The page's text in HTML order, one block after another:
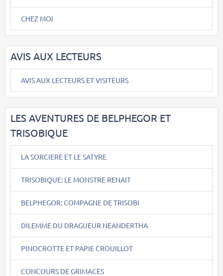
CHEZ MOI
AVIS AUX LECTEURS
AVIS AUX LECTEURS ET VISITEURS
LES AVENTURES DE BELPHEGOR ET
TRISOBIQUE
LA SORCIERE ET LE SATYRE
TRISOBIQUE: LE MONSTRE RENAIT
BELPHEGOR: COMPAGNE DE TRISOBI
DILEMME DU DRAGUEUR NEANDERTHA
PINOCROTTE ET PAPIE CROUILLOT
CONCOURS DE GRIMACES